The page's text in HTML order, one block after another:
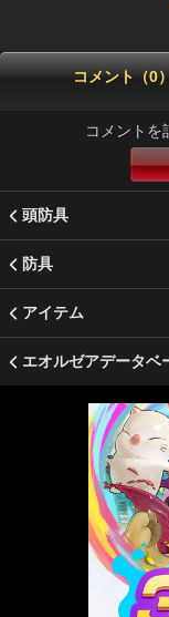
コメント（0
コメントを
頭防具
防具
アイテム
エオルゼアデータベ